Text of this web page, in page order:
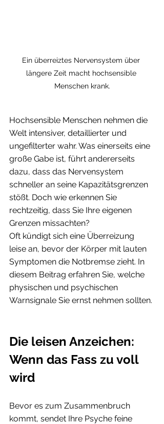
Ein überreiztes Nervensystem über
längere Zeit macht hochsensible
Menschen krank.
Hochsensible Menschen nehmen die
Welt intensiver, detaillierter und
ungefilterter wahr. Was einerseits eine
große Gabe ist, führt andererseits
dazu, dass das Nervensystem
schneller an seine Kapazitätsgrenzen
stößt. Doch wie erkennen Sie
rechtzeitig, dass Sie Ihre eigenen
Grenzen missachten?
Oft kündigt sich eine Überreizung
leise an, bevor der Körper mit lauten
Symptomen die Notbremse zieht. In
diesem Beitrag erfahren Sie, welche
physischen und psychischen
Warnsignale Sie ernst nehmen sollten.
Die leisen Anzeichen:
Wenn das Fass zu voll
wird
Bevor es zum Zusammenbruch
kommt, sendet Ihre Psyche feine